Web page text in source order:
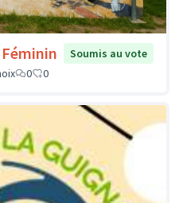
Soumis au vote
0 0